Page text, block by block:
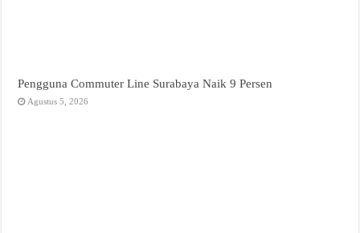
Pengguna Commuter Line Surabaya Naik 9 Persen
Agustus 5, 2026